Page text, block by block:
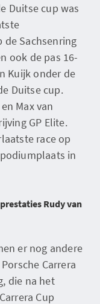
Duitse cup was
de Sachsenring
ook de pas 16-
Kuijk onder de
Duitse cup.
Max van
GP Elite.
race op
in
Rudy van
er nog andere
Carrera
die na het
Cup